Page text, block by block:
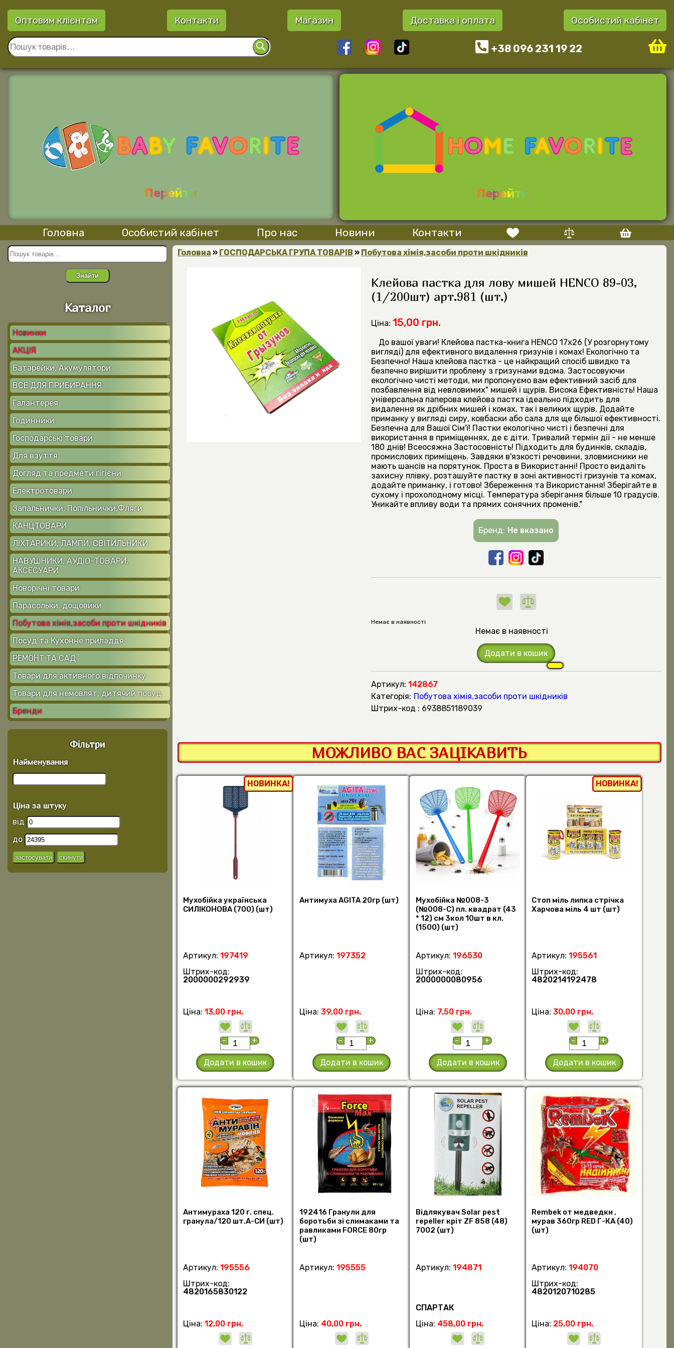
Оптовим клієнтам Контакти Магазин Доставка і оплата Особистий кабінет
+38 096 231 19 22
Перейти Перейти
Головна Особистий кабінет Про нас Новини Контакти
Знайти
Каталог
Новинки
АКЦІЯ
Батарейки, Акумулятори
АКУМУЛЯТОРИ, POWER
BANK
ВСЕ ДЛЯ ПРИБИРАННЯ
Галантерея
РЮКЗАКИ, СУМКИ,
КОСМЕТИЧКИ
ФОТОРАМКИ, ПАННО,
ФОТОАЛЬБОМИ
Годинники
Господарські товари
ІНШІ ГОСПОДАРСЬКІ
ТОВАРИ
ВІШАЛКИ, ПЛЕЧИКИ,
СУШАРКИ ДЛЯ БІЛИЗНИ
ВАГИ КУХОННІ, ТОРГОВІ,
ПІДЛОГОВІ, КАНТЕР
ГУМКИ ДЛЯ БІЛИЗНИ,
МОТУЗКИ
КУЛЬКИ, ФАСОВКИ,
ГОСП. СУМКИ
ОСТАННІ
НАДХОДЖЕННЯ
ГОСПОДАРСЬКИХ
ДЛЯ ДОМУ
Для взуття
Догляд та предмети гігієни
МАНІКЮРНІ НАБОРИ,
ДЗЕРКАЛА, ГРЕБІНЦІ
Електротовари
Запальнички, Попільнички,Фляги
ГАЗ,ПАЛЬНИКИ,КУХОННІ
ЗАПАЛЬНИЧКИ
ПОДАРУНКОВІ
КАНЦТОВАРИ
АЛЬБОМИ,
РОЗМАЛЬОВКИ, ДЕКОР,
ТВОРЧІСТЬ
КАНЦЕЛЯРСЬКЕ
ПРИЛАДДЯ
РУЧКИ, ФЛОМАСТЕРИ,
ФАРБИ, ОЛІВЦІ, НАБОРИ
ЛІХТАРИКИ, ЛАМПИ, СВІТИЛЬНИКИ
НАВУШНИКИ, АУДІО-ТОВАРИ,
АКСЕСУАРИ
ПЕРЕХІДНИКИ, ШНУРИ
ТА ІНШЕ
РАДІО, КОЛОНКИ
МОБІЛЬНІ, МІКРОФОНИ
ФЛЕШ-НАКОПИЧУВАЧІ,
CD-ДИСКИ
Новорічні товари
Парасольки, дощовики
Побутова хімія,засоби проти шкідників
Посуд та Кухонне приладдя
Глечики, Набори з
стаканами
Керамічні та інші чашки,
кружкиКАСТРУЛІ,
РЕМОНТ ТА САД
Для електрики
(електрофурнітура,
подовжувачі,
Товари для активного відпочинку
Товари для немовлят, дитячий посуд
Бренди
Фільтри
Найменування
Ціна за штуку
від
до
Головна » ГОСПОДАРСЬКА ГРУПА ТОВАРІВ » Побутова хімія,засоби проти шкідників
Клейова пастка для лову мишей HENCO 89-03,
(1/200шт) арт.981 (шт.)
Ціна: 15,00 грн.
До вашої уваги! Клейова пастка-книга HENCO 17х26 (У розгорнутому
вигляді) для ефективного видалення гризунів і комах! Екологічно та
Безпечно! Наша клейова пастка - це найкращий спосіб швидко та
безпечно вирішити проблему з гризунами вдома. Застосовуючи
екологічно чисті методи, ми пропонуємо вам ефективний засіб для
позбавлення від невловимих" мишей і щурів. Висока Ефективність! Наша
універсальна паперова клейова пастка ідеально підходить для
видалення як дрібних мишей і комах, так і великих щурів. Додайте
приманку у вигляді сиру, ковбаски або сала для ще більшої ефективності.
Безпечна для Вашої Сім'ї! Пастки екологічно чисті і безпечні для
використання в приміщеннях, де є діти. Тривалий термін дії - не менше
180 днів! Всеосяжна Застосовність! Підходить для будинків, складів,
промислових приміщень. Завдяки в'язкості речовини, зловмисники не
мають шансів на порятунок. Проста в Використанні! Просто видаліть
захисну плівку, розташуйте пастку в зоні активності гризунів та комах,
додайте приманку, і готово! Збереження та Використання! Зберігайте в
сухому і прохолодному місці. Температура зберігання більше 10 градусів.
Уникайте впливу води та прямих сонячних променів."
Бренд: Не вказано
Немає в наявності
Немає в наявності
Додати в кошик
Артикул: 142867
Категорія: Побутова хімія,засоби проти шкідників
штрих-код : 6938851189039
МОЖЛИВО ВАС ЗАЦІКАВИТЬ
НОВИНКА!
Мухобійка українська
СИЛІКОНОВА (700) (шт)
Артикул:197419
Штрих-код:
2000000292939
Ціна:13,00 грн.
- +
Додати в кошик
Антимуха AGITA 20гр (шт)
Артикул: 197352
Ціна: 39,00 грн.
- +
Додати в кошик
Мухобійка №008-3
(№008-С) пл. квадрат (43
* 12) см 3кол 10шт в кл.
(1500) (шт)
Артикул: 196530
Штрих-код:
2000000080956
Ціна: 7,50 грн.
- +
Додати в кошик
НОВИНКА!
Стоп міль липка стрічка
Харчова міль 4 шт (шт)
Артикул:195561
Штрих-код:
4820214192478
Ціна:30,00 грн.
- +
Додати в кошик
Антимураха 120 г. спец.
гранула/120 шт.А-СИ (шт)
Артикул:195556
Штрих-код:
4820165830122
Ціна:12,00 грн.
192416 Гранули для
боротьби зі слимаками та
равликами FORCE 80гр
(шт)
Артикул: 195555
Ціна: 40,00 грн.
Відлякувач Solar pest
repeller кріт ZF 858 (48)
7002 (шт)
Артикул: 194871
СПАРТАК
Ціна: 458,00 грн.
Rembek от медведки ,
мурав 360гр RED Г-КА (40)
(шт)
Артикул:194070
Штрих-код:
4820120710285
Ціна: 25,00 грн.